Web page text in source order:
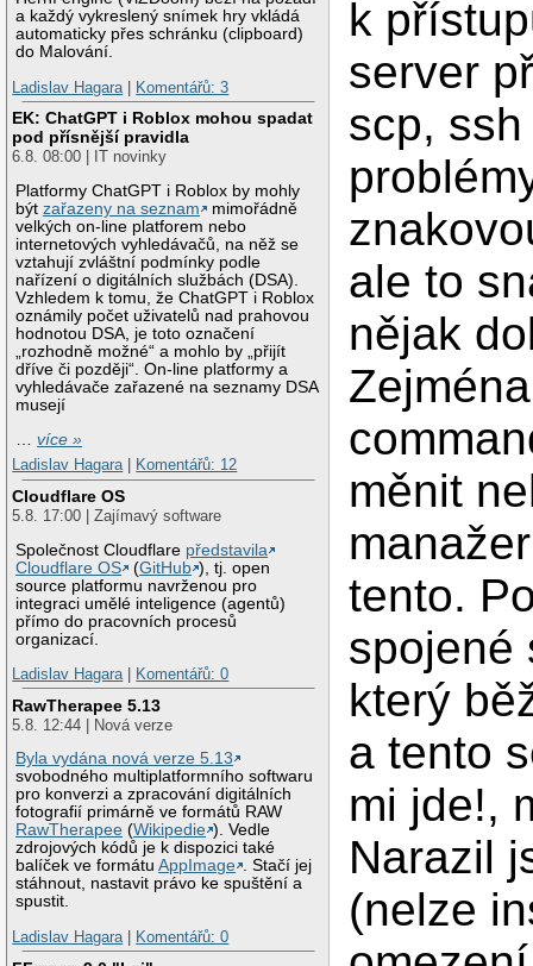
a každý vykreslený snímek hry vkládá
automaticky přes schránku (clipboard)
do Malování.
Ladislav Hagara
Komentářů: 3
EK: ChatGPT i Roblox mohou spadat
pod přísnější pravidla
6.8. 08:00 | IT novinky
Platformy ChatGPT i Roblox by mohly
býtzařazeny na seznam
mimořádně
velkých on-line platforem nebo
internetových vyhledávačů, na něž se
vztahují zvláštní podmínky podle
nařízení o digitálních službách (DSA).
Vzhledem k tomu, že ChatGPT i Roblox
oznámily počet uživatelů nad prahovou
hodnotou DSA, je toto označení
„rozhodně možné“ a mohlo by „přijít
dříve či později“. On-line platformy a
vyhledávače zařazené na seznamy DSA
musejí
…více »
Ladislav Hagara| Komentářů: 12
Cloudflare OS
5.8. 17:00 | Zajímavý software
Společnost Cloudflare představila
Cloudflare OS
(GitHub ), tj. open
source platformu navrženou pro
integraci umělé inteligence (agentů)
přímo do pracovních procesů
organizací.
Ladislav Hagara| Komentářů: 0
RawTherapee 5.13
5.8. 12:44 | Nová verze
Byla vydána nová verze 5.13
svobodného multiplatformního softwaru
pro konverzi a zpracování digitálních
fotografií primárně ve formátů RAW
RawTherapee (Wikipedie ). Vedle
zdrojových kódů je k dispozici také
balíček ve formátuAppImage . Stačí jej
stáhnout, nastavit právo ke spuštění a
spustit.
Ladislav Hagara| Komentářů: 0
k
server
scp,
ale to
nějak
měnit
tento.
spojené
který
a tento
mi jde!,
Narazil
(nelze